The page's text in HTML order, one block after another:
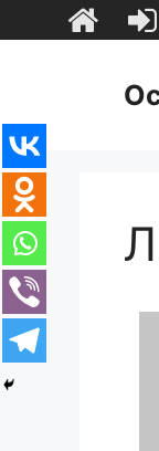
содержимому